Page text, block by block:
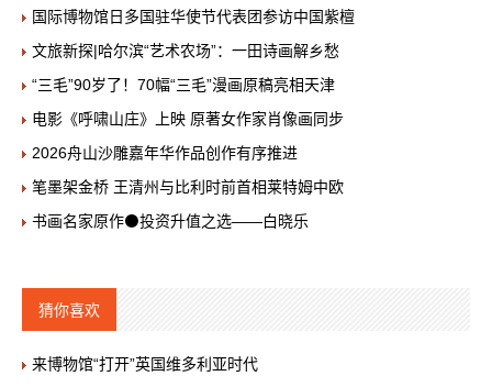
国际博物馆日多国驻华使节代表团参访中国紫檀
文旅新探|哈尔滨“艺术农场”：一田诗画解乡愁
“三毛”90岁了！70幅“三毛”漫画原稿亮相天津
电影《呼啸山庄》上映 原著女作家肖像画同步
2026舟山沙雕嘉年华作品创作有序推进
笔墨架金桥 王清州与比利时前首相莱特姆中欧
书画名家原作⚫投资升值之选——白晓乐
猜你喜欢
来博物馆“打开”英国维多利亚时代